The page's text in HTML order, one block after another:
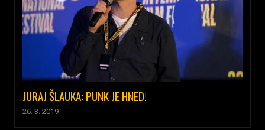
JURAJ ŠLAUKA: PUNK JE HNED!
26. 3. 2019